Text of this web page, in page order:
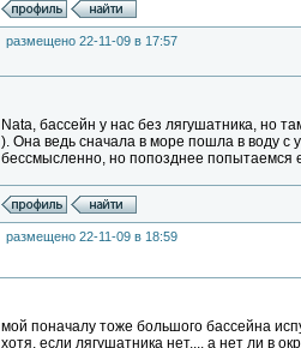
размещено 22-11-09 в 17:57
Nata, бассейн у нас без лягушатника, но
). Она ведь сначала в море пошла в воду с
бессмысленно, но попозднее попытаемся
размещено 22-11-09 в 18:59
мой поначалу тоже большого бассейна
хотя, если лягушатника нет.... а нет ли в